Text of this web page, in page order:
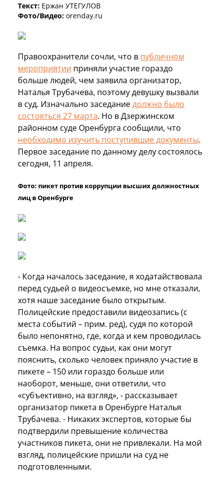
Текст: Ержан УТЕГУЛОВ
Фото/Видео: orenday.ru
Правоохранители сочли, что в публичном
мероприятии приняли участие гораздо
больше людей, чем заявила организатор,
Наталья Трубачева, поэтому девушку вызвали
в суд. Изначально заседаниедолжно было
состояться 27 марта. Но в Дзержинском
районном суде Оренбурга сообщили, что
необходимо изучить поступившие документы.
Первое заседание по данному делу состоялось
сегодня, 11 апреля.
Фото: пикет против коррупции высших должностных
лиц в Оренбурге
- Когда началось заседание, я ходатайствовала
перед судьей о видеосъемке, но мне отказали,
хотя наше заседание было открытым.
Полицейские предоставили видеозапись (с
места событий – прим. ред), судя по которой
было непонятно, где, когда и кем проводилась
съемка. На вопрос судьи, как они могут
пояснить, сколько человек приняло участие в
пикете – 150 или гораздо больше или
наоборот, меньше, они ответили, что
«субъективно, на взгляд», - рассказывает
организатор пикета в Оренбурге Наталья
Трубачева. - Никаких экспертов, которые бы
подтвердили превышение количества
участников пикета, они не привлекали. На мой
взгляд, полицейские пришли на суд не
подготовленными.